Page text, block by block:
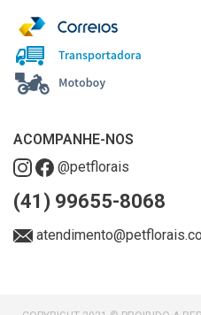
ACOMPANHE-NOS
@petflorais
(41) 99655-8068